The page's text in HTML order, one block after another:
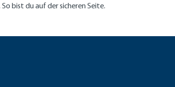
bist du auf der sicheren Seite.